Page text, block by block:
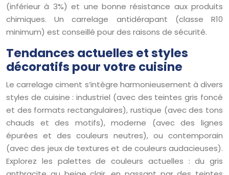
(inférieur à 3%) et une bonne résistance aux produits
chimiques. Un carrelage antidérapant (classe R10
minimum) est conseillé pour des raisons de sécurité.
Tendances actuelles et styles
décoratifs pour votre cuisine
Le carrelage ciment s’intègre harmonieusement à divers
styles de cuisine : industriel (avec des teintes gris foncé
et des formats rectangulaires), rustique (avec des tons
chauds et des motifs), moderne (avec des lignes
épurées et des couleurs neutres), ou contemporain
(avec des jeux de textures et de couleurs audacieuses).
Explorez les palettes de couleurs actuelles : du gris